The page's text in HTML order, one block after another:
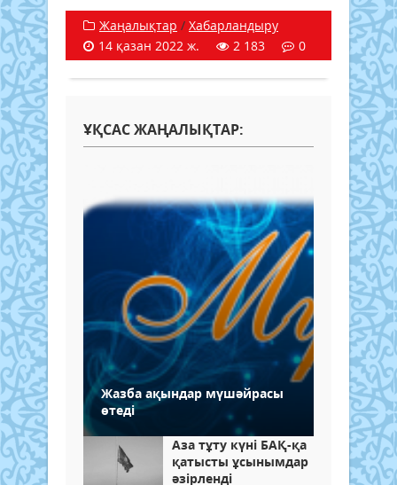
Жаңалықтар / Хабарландыру
14 қазан 2022 ж.
2 183 0
ҰҚСАС ЖАҢАЛЫҚТАР:
Жазба ақындар мүшәйрасы
өтеді
Аза тұту күні БАҚ-қа
қатысты ұсынымдар
әзірленді